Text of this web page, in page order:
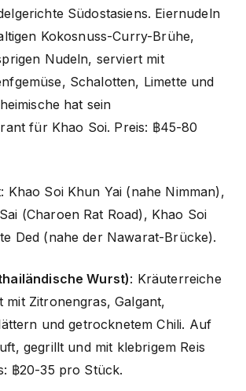
Südostasiens. Eiernudeln
Kokosnuss-Curry-Brühe,
Nudeln, serviert mit
Schalotten, Limette und
hat sein
für Khao Soi. Preis: ฿45-80
Khao Soi Khun Yai (nahe Nimman),
(Charoen Rat Road), Khao Soi
Ded (nahe der Nawarat-Brücke).
Wurst): Kräuterreiche
mit Zitronengras, Galgant,
und getrocknetem Chili. Auf
gegrillt und mit klebrigem Reis
฿20-35 pro Stück.